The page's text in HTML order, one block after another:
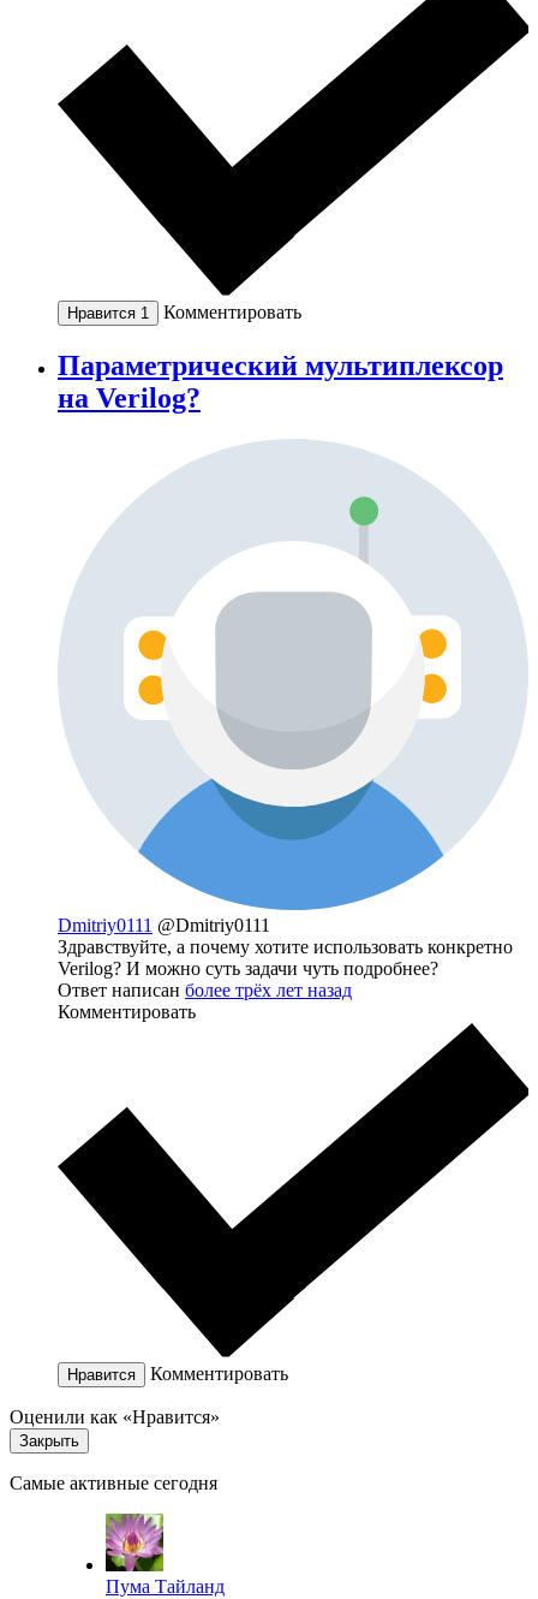
Нравится 1 Комментировать
Параметрический мультиплексор
на Verilog?
Dmitriy0111 @Dmitriy0111
Здравствуйте, а почему хотите использовать конкретно
Verilog? И можно суть задачи чуть подробнее?
Ответ написан более трёх лет назад
Комментировать
Нравится Комментировать
Оценили как «Нравится»
Закрыть
Самые активные сегодня
Пума Тайланд